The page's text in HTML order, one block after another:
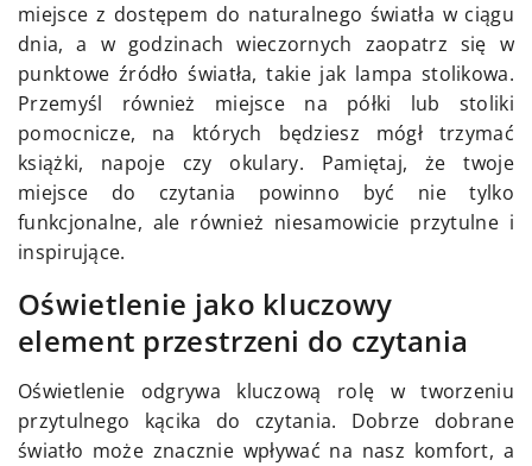
miejsce z dostępem do naturalnego światła w ciągu
dnia, a w godzinach wieczornych zaopatrz się w
punktowe źródło światła, takie jak lampa stolikowa.
Przemyśl również miejsce na półki lub stoliki
pomocnicze, na których będziesz mógł trzymać
książki, napoje czy okulary. Pamiętaj, że twoje
miejsce do czytania powinno być nie tylko
funkcjonalne, ale również niesamowicie przytulne i
inspirujące.
Oświetlenie jako kluczowy
element przestrzeni do czytania
Oświetlenie odgrywa kluczową rolę w tworzeniu
przytulnego kącika do czytania. Dobrze dobrane
światło może znacznie wpływać na nasz komfort, a